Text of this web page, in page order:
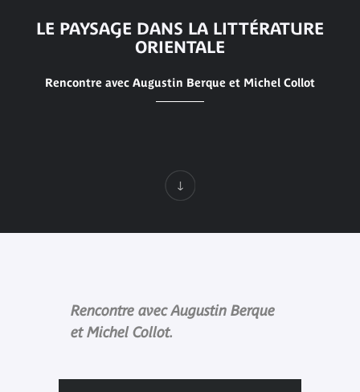
LE PAYSAGE DANS LA LITTÉRATURE
ORIENTALE
Rencontre avec Augustin Berque et Michel Collot
Rencontre avec Augustin Berque
et Michel Collot.